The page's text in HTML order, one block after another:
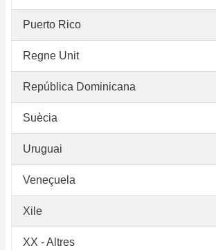
Puerto Rico
Regne Unit
República Dominicana
Suècia
Uruguai
Veneçuela
Xile
XX - Altres